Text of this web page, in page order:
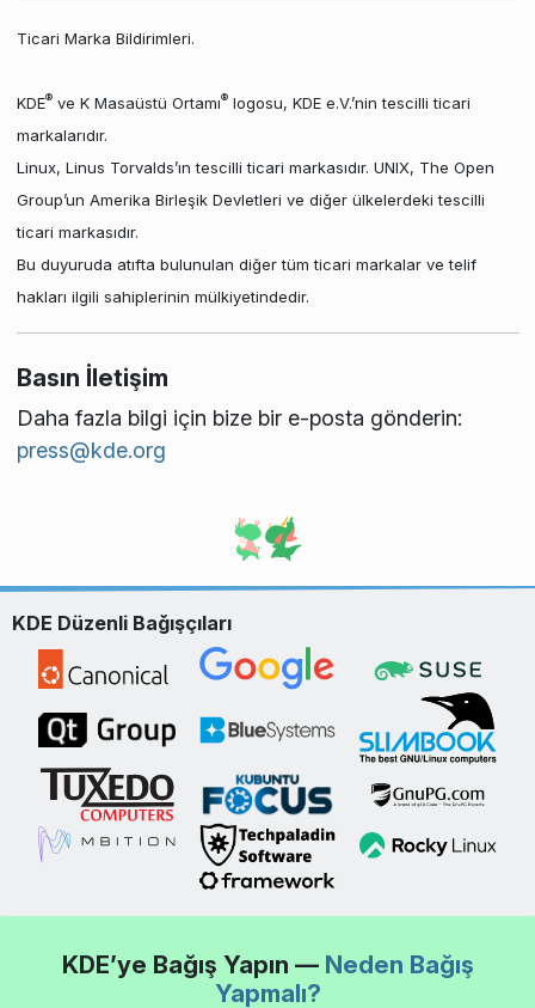
Ticari Marka Bildirimleri.
KDE®ve K Masaüstü Ortamı®logosu, KDE e.V.’nin tescilli ticari
markalarıdır.
Linux, Linus Torvalds’ın tescilli ticari markasıdır. UNIX, The Open
Group’un Amerika Birleşik Devletleri ve diğer ülkelerdeki tescilli
ticari markasıdır.
Bu duyuruda atıfta bulunulan diğer tüm ticari markalar ve telif
hakları ilgili sahiplerinin mülkiyetindedir.
Basın İletişim
Daha fazla bilgi için bize bir e-posta gönderin:
press@kde.org
KDE Düzenli Bağışçıları
KDE’ye Bağış Yapın — Neden Bağış
Yapmalı?